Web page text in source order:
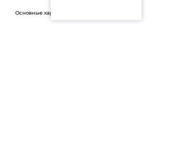
Основные характеристики: